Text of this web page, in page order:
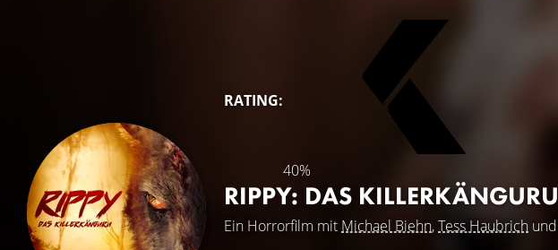
RATING:
40%
RIPPY: DAS KILLERKÄNGURU
Ein Horrorfilm mit Michael Biehn,Tess Haubrich und